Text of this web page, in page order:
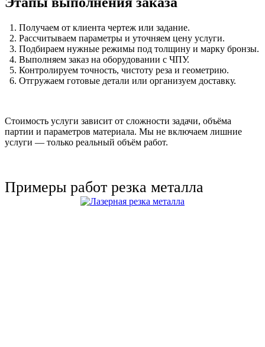
Получаем от клиента чертеж или задание.
Рассчитываем параметры и уточняем цену услуги.
Подбираем нужные режимы под толщину и марку бронзы.
Выполняем заказ на оборудовании с ЧПУ.
Контролируем точность, чистоту реза и геометрию.
Отгружаем готовые детали или организуем доставку.
Стоимость услуги зависит от сложности задачи, объёма
партии и параметров материала. Мы не включаем лишние
услуги — только реальный объём работ.
Примеры работ резка металла